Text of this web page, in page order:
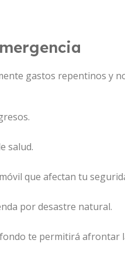
gastos repentinos y
salud.
que afectan tu
por desastre natural.
te permitirá